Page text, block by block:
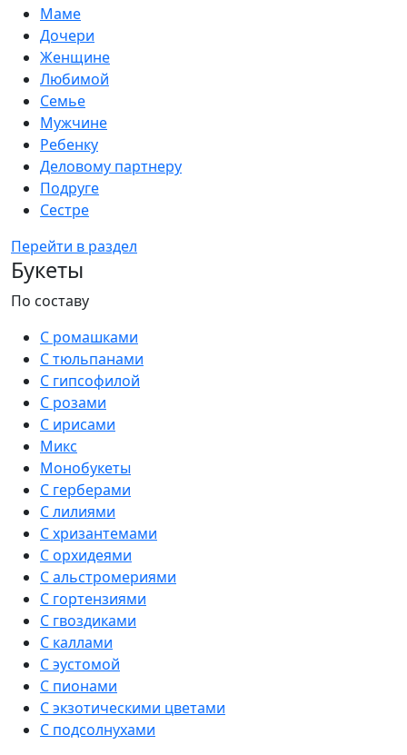
Маме
Дочери
Женщине
Любимой
Семье
Мужчине
Ребенку
Деловому партнеру
Подруге
Сестре
Перейти в раздел
Букеты
По составу
С ромашками
С тюльпанами
С гипсофилой
С розами
С ирисами
Микс
Монобукеты
С герберами
С лилиями
С хризантемами
С орхидеями
С альстромериями
С гортензиями
С гвоздиками
С каллами
С эустомой
С пионами
С экзотическими цветами
С подсолнухами